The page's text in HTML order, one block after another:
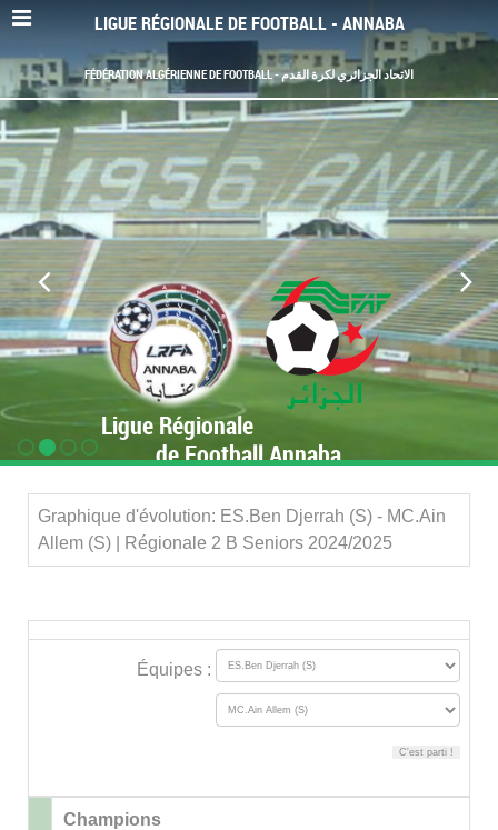
LIGUE RÉGIONALE DE FOOTBALL - ANNABA
FÉDÉRATION ALGÉRIENNE DE FOOTBALL - الاتحاد الجزائري لكرة القدم
Ligue Régionale
de Football Annaba
Graphique d'évolution: ES.Ben Djerrah (S) - MC.Ain
Allem (S) | Régionale 2 B Seniors 2024/2025
Équipes :
Champions